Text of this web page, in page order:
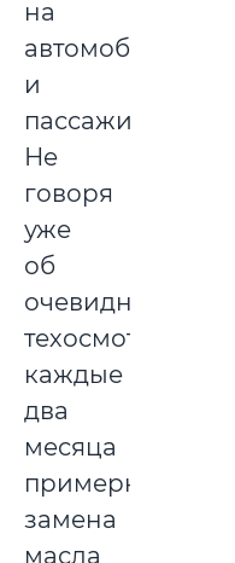
на
автомобиль
и
пассажира.
Не
говоря
уже
об
очевидном:
техосмотр,
каждые
два
месяца
примерно
замена
масла